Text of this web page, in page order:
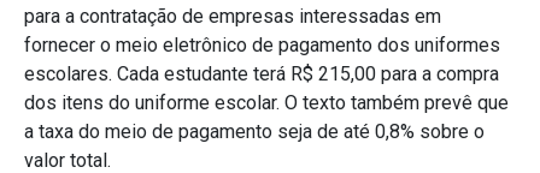
para a contratação de empresas interessadas em
fornecer o meio eletrônico de pagamento dos uniformes
escolares. Cada estudante terá R$ 215,00 para a compra
dos itens do uniforme escolar. O texto também prevê que
a taxa do meio de pagamento seja de até 0,8% sobre o
valor total.